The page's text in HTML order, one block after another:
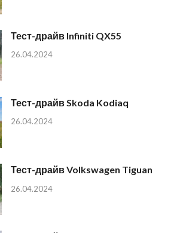
Тест-драйв Infiniti QX55
26.04.2024
Тест-драйв Skoda Kodiaq
26.04.2024
Тест-драйв Volkswagen Tiguan
26.04.2024